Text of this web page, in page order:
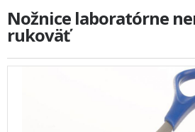
Nožnice laboratórne
rukoväť